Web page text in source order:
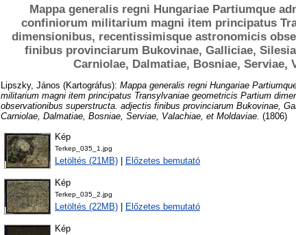
Mappa generalis regni Hungariae Partiumque
confiniorum militarium magni item principatus
dimensionibus, recentissimisque astronomicis
finibus provinciarum Bukovinae, Galliciae,
Carniolae, Dalmatiae, Bosniae, Serviae,
Lipszky, János (Kartográfus): Mappa generalis regni Hungariae
militarium magni item principatus Transylvaniae geometricis Partium
observationibus superstructa. adjectis finibus provinciarum Bukovinae,
Carniolae, Dalmatiae, Bosniae, Serviae, Valachiae, et Moldaviae. (1806)
Kép
Terkep_035_1.jpg
Letöltés (21MB) Előzetes bemutató
Kép
Terkep_035_2.jpg
Letöltés (22MB) Előzetes bemutató
Kép